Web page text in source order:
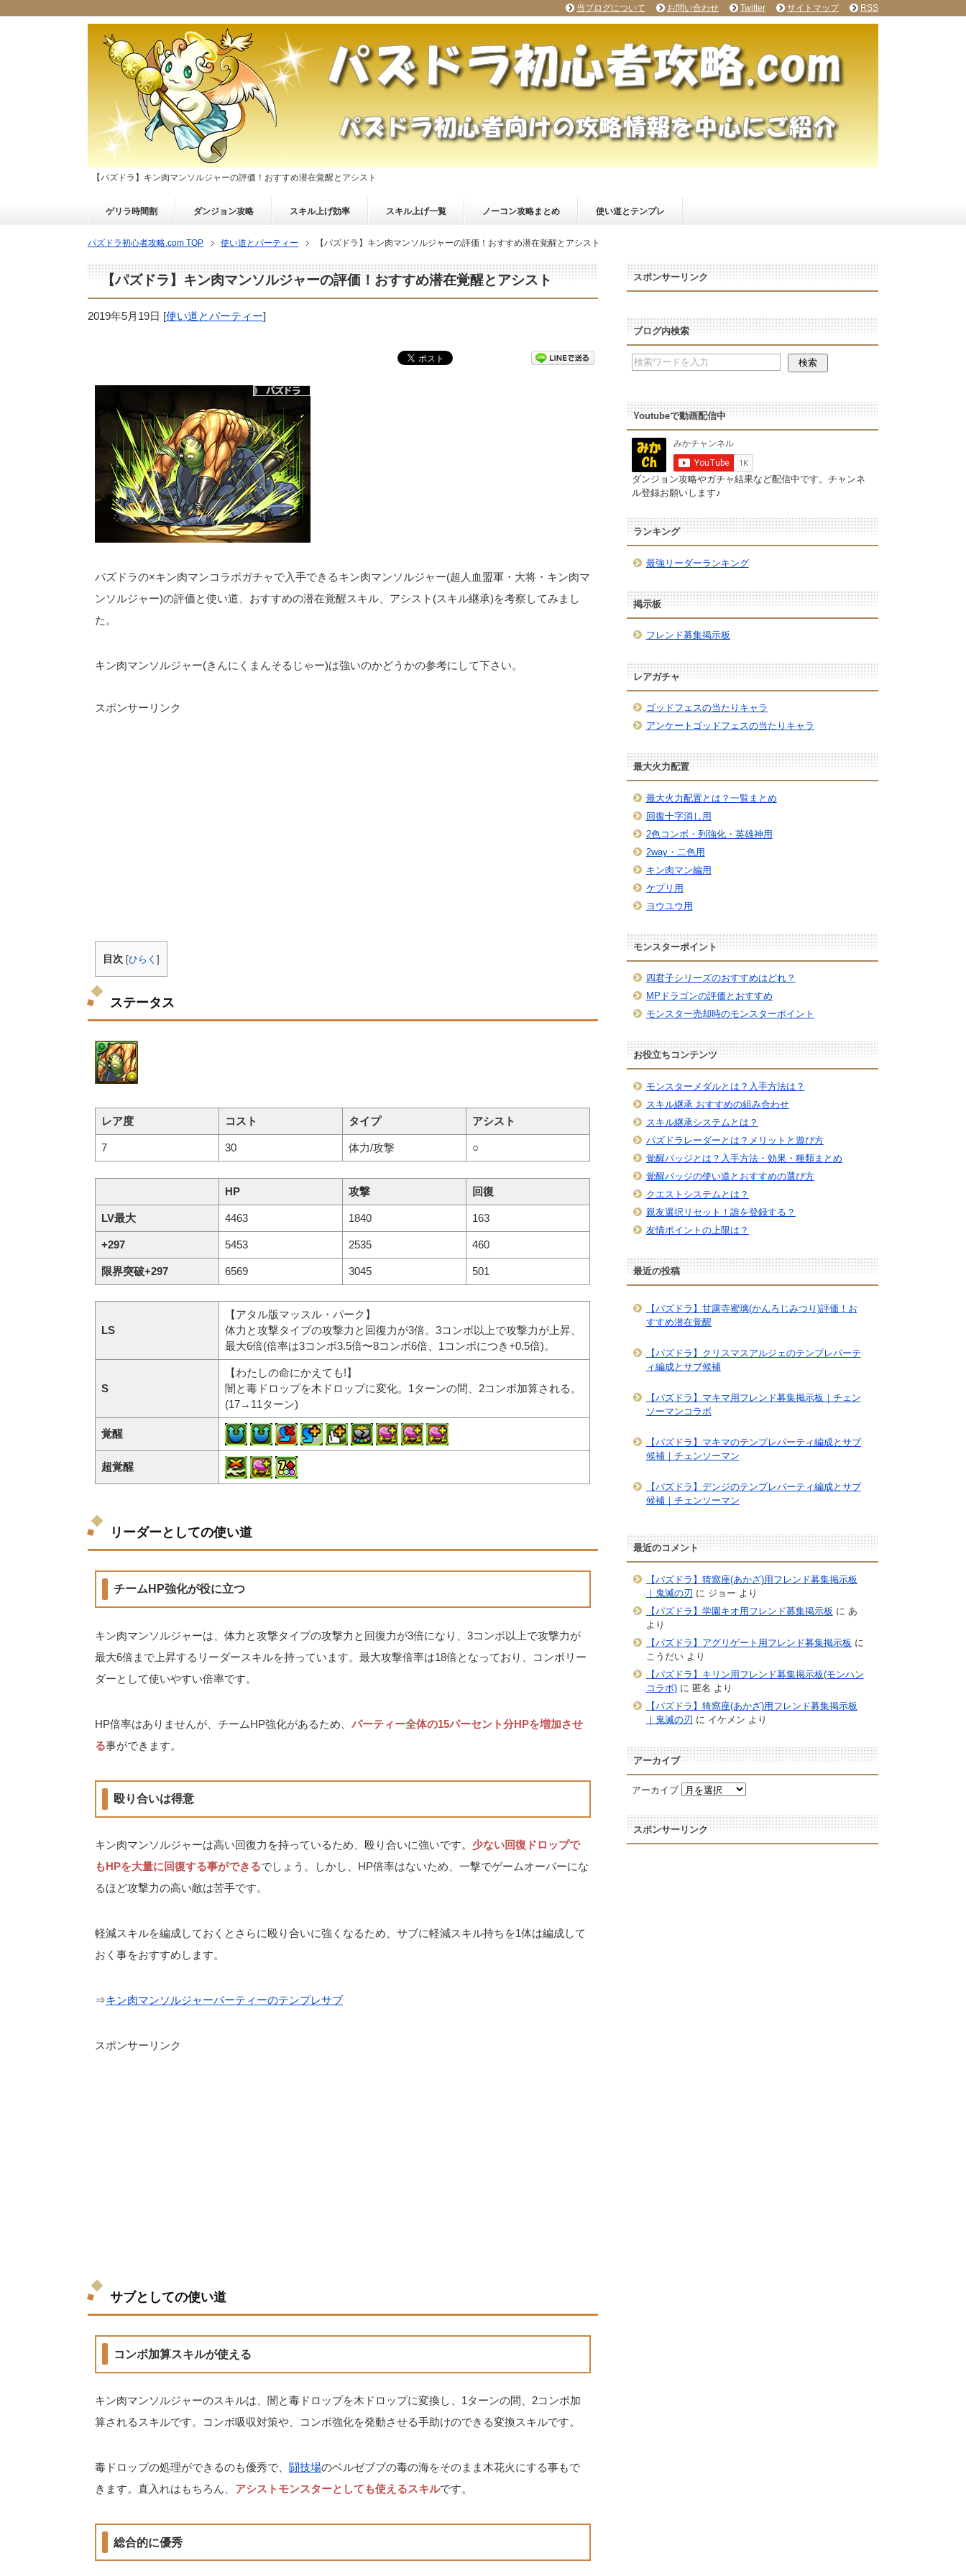
【パズドラ】キン肉マンソルジャーの評価！おすすめ潜在覚醒とアシスト
ゲリラ時間割 ダンジョン攻略 スキル上げ効率 スキル上げ一覧 ノーコン攻略まとめ 使い道とテンプレ
パズドラ初心者攻略.com TOP 使い道とパーティー 【パズドラ】キン肉マンソルジャーの評価！おすすめ潜在覚醒とアシスト
【パズドラ】キン肉マンソルジャーの評価！おすすめ潜在覚醒とアシスト
2019年5月19日 [使い道とパーティー]
パズドラの×キン肉マンコラボガチャで入手できるキン肉マンソルジャー(超人血盟軍・大将・キン肉マ
ンソルジャー)の評価と使い道、おすすめの潜在覚醒スキル、アシスト(スキル継承)を考察してみまし
た。
キン肉マンソルジャー(きんにくまんそるじゃー)は強いのかどうかの参考にして下さい。
スポンサーリンク
目次 [ひらく ]
ステータス
レア度 コスト タイプ アシスト
7 30 体力/攻撃 ○
HP 攻撃 回復
LV最大 4463 1840 163
+297 5453 2535 460
限界突破+297 6569 3045 501
LS
【アタル版マッスル・パーク】
体力と攻撃タイプの攻撃力と回復力が3倍。3コンボ以上で攻撃力が上昇、
最大6倍(倍率は3コンボ3.5倍〜8コンボ6倍、1コンボにつき+0.5倍)。
S
【わたしの命にかえても!】
闇と毒ドロップを木ドロップに変化。1ターンの間、2コンボ加算される。
(17→11ターン)
覚醒
超覚醒
リーダーとしての使い道
チームHP強化が役に立つ
キン肉マンソルジャーは、体力と攻撃タイプの攻撃力と回復力が3倍になり、3コンボ以上で攻撃力が
最大6倍まで上昇するリーダースキルを持っています。最大攻撃倍率は18倍となっており、コンボリー
ダーとして使いやすい倍率です。
HP倍率はありませんが、チームHP強化があるため、 パーティー全体の15パーセント分HPを増加させ
る事ができます。
殴り合いは得意
キン肉マンソルジャーは高い回復力を持っているため、殴り合いに強いです。 少ない回復ドロップで
もHPを大量に回復する事ができるでしょう。しかし、HP倍率はないため、一撃でゲームオーバーにな
るほど攻撃力の高い敵は苦手です。
軽減スキルを編成しておくとさらに殴り合いに強くなるため、サブに軽減スキル持ちを1体は編成して
おく事をおすすめします。
⇒キン肉マンソルジャーパーティーのテンプレサブ
スポンサーリンク
サブとしての使い道
コンボ加算スキルが使える
キン肉マンソルジャーのスキルは、闇と毒ドロップを木ドロップに変換し、1ターンの間、2コンボ加
算されるスキルです。コンボ吸収対策や、コンボ強化を発動させる手助けのできる変換スキルです。
毒ドロップの処理ができるのも優秀で、 闘技場のベルゼブブの毒の海をそのまま木花火にする事もで
きます。直入れはもちろん、 アシストモンスターとしても使えるスキルです。
総合的に優秀
スポンサーリンク
ブログ内検索
Youtubeで動画配信中
ダンジョン攻略やガチャ結果など配信中です。チャンネ
ル登録お願いします♪
ランキング
最強リーダーランキング
掲示板
フレンド募集掲示板
レアガチャ
ゴッドフェスの当たりキャラ
アンケートゴッドフェスの当たりキャラ
最大火力配置
最大火力配置とは？一覧まとめ
回復十字消し用
2色コンボ・列強化・英雄神用
2way・二色用
キン肉マン編用
ケプリ用
ヨウユウ用
モンスターポイント
四君子シリーズのおすすめはどれ？
MPドラゴンの評価とおすすめ
モンスター売却時のモンスターポイント
お役立ちコンテンツ
モンスターメダルとは？入手方法は？
スキル継承 おすすめの組み合わせ
スキル継承システムとは？
パズドラレーダーとは？メリットと遊び方
覚醒バッジとは？入手方法・効果・種類まとめ
覚醒バッジの使い道とおすすめの選び方
クエストシステムとは？
親友選択リセット！誰を登録する？
友情ポイントの上限は？
最近の投稿
【パズドラ】甘露寺蜜璃(かんろじみつり)評価！お
すすめ潜在覚醒
【パズドラ】クリスマスアルジェのテンプレパーテ
ィ編成とサブ候補
【パズドラ】マキマ用フレンド募集掲示板｜チェン
ソーマンコラボ
【パズドラ】マキマのテンプレパーティ編成とサブ
候補｜チェンソーマン
【パズドラ】デンジのテンプレパーティ編成とサブ
候補｜チェンソーマン
最近のコメント
【パズドラ】猗窩座(あかざ)用フレンド募集掲示板
｜鬼滅の刃 に ジョー より
【パズドラ】学園キオ用フレンド募集掲示板 に あ
より
【パズドラ】アグリゲート用フレンド募集掲示板 に
こうだいより
【パズドラ】キリン用フレンド募集掲示板(モンハン
コラボ)に 匿名 より
【パズドラ】猗窩座(あかざ)用フレンド募集掲示板
｜鬼滅の刃 に イケメン より
アーカイブ
アーカイブ
スポンサーリンク
当ブログについて お問い合わせ Twitter サイトマップ RSS